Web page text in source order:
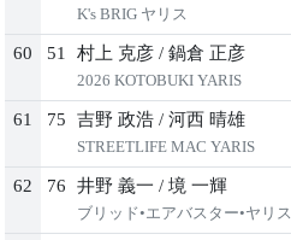
K's BRIG ヤリス
60 51 村上 克彦 / 鍋倉 正彦
2026 KOTOBUKI YARIS
61 75 吉野 政浩 / 河西 晴雄
STREETLIFE MAC YARIS
62 76 井野 義一 / 境 一輝
ブリッド•エアバスター•ヤリス